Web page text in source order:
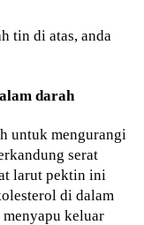
tin di atas, anda
darah
untuk mengurangi
serat
larut pektin ini
di dalam
keluar